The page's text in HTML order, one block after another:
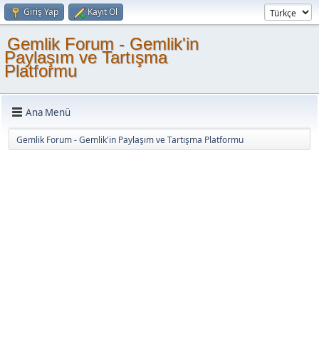
Giriş Yap Kayıt Ol
Gemlik Forum - Gemlik'in
Paylaşım ve Tartışma
Platformu
Ana Menü
Gemlik Forum - Gemlik'in Paylaşım ve Tartışma Platformu